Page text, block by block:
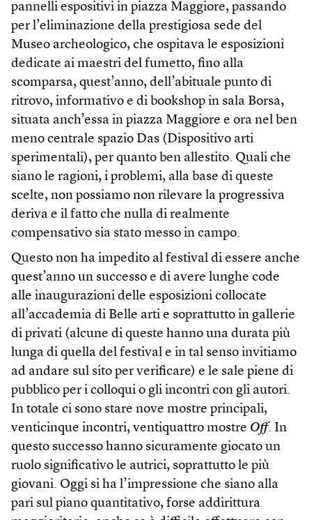
pannelli espositivi in piazza Maggiore, passando
per l’eliminazione della prestigiosa sede del
Museo archeologico, che ospitava le esposizioni
dedicate ai maestri del fumetto, fino alla
scomparsa, quest’anno, dell’abituale punto di
ritrovo, informativo e di bookshop in sala Borsa,
situata anch’essa in piazza Maggiore e ora nel ben
meno centrale spazio Das (Dispositivo arti
sperimentali), per quanto ben allestito. Quali che
siano le ragioni, i problemi, alla base di queste
scelte, non possiamo non rilevare la progressiva
deriva e il fatto che nulla di realmente
compensativo sia stato messo in campo.
Questo non ha impedito al festival di essere anche
quest’anno un successo e di avere lunghe code
alle inaugurazioni delle esposizioni collocate
all’accademia di Belle arti e soprattutto in gallerie
di privati (alcune di queste hanno una durata più
lunga di quella del festival e in tal senso invitiamo
ad andare sul sito per verificare) e le sale piene di
pubblico per i colloqui o gli incontri con gli autori.
In totale ci sono stare nove mostre principali,
venticinque incontri, ventiquattro mostre Off. In
questo successo hanno sicuramente giocato un
ruolo significativo le autrici, soprattutto le più
giovani. Oggi si ha l’impressione che siano alla
pari sul piano quantitativo, forse addirittura